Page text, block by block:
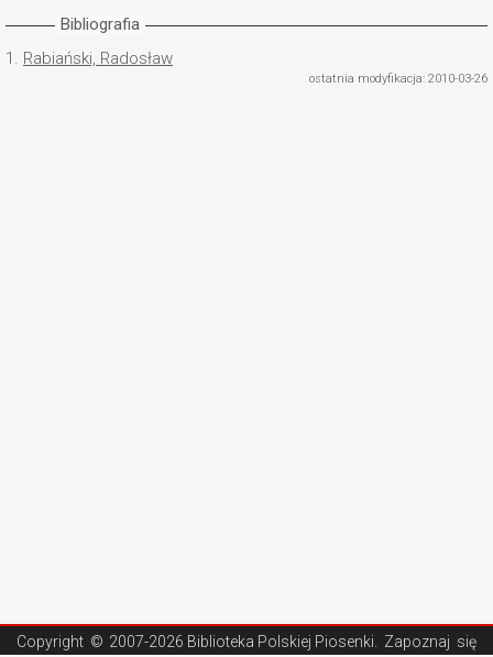
Bibliografia
1. Rabiański, Radosław
ostatnia modyfikacja: 2010-03-26
Copyright © 2007-2026 Biblioteka Polskiej Piosenki . Zapoznaj się